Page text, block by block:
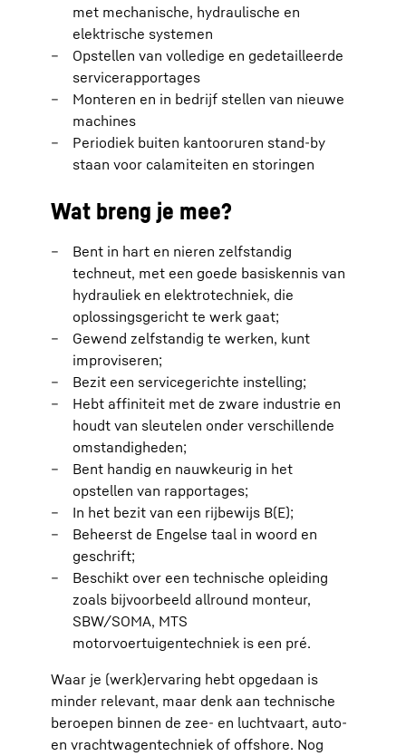
met mechanische, hydraulische en
elektrische systemen
Opstellen van volledige en gedetailleerde
servicerapportages
Monteren en in bedrijf stellen van nieuwe
machines
Periodiek buiten kantooruren stand-by
staan voor calamiteiten en storingen
Wat breng je mee?
Bent in hart en nieren zelfstandig
techneut, met een goede basiskennis van
hydrauliek en elektrotechniek, die
oplossingsgericht te werk gaat;
Gewend zelfstandig te werken, kunt
improviseren;
Bezit een servicegerichte instelling;
Hebt affiniteit met de zware industrie en
houdt van sleutelen onder verschillende
omstandigheden;
Bent handig en nauwkeurig in het
opstellen van rapportages;
In het bezit van een rijbewijs B(E);
Beheerst de Engelse taal in woord en
geschrift;
Beschikt over een technische opleiding
zoals bijvoorbeeld allround monteur,
SBW/SOMA, MTS
motorvoertuigentechniek is een pré.
Waar je (werk)ervaring hebt opgedaan is
minder relevant, maar denk aan technische
beroepen binnen de zee- en luchtvaart, auto-
en vrachtwagentechniek of offshore. Nog